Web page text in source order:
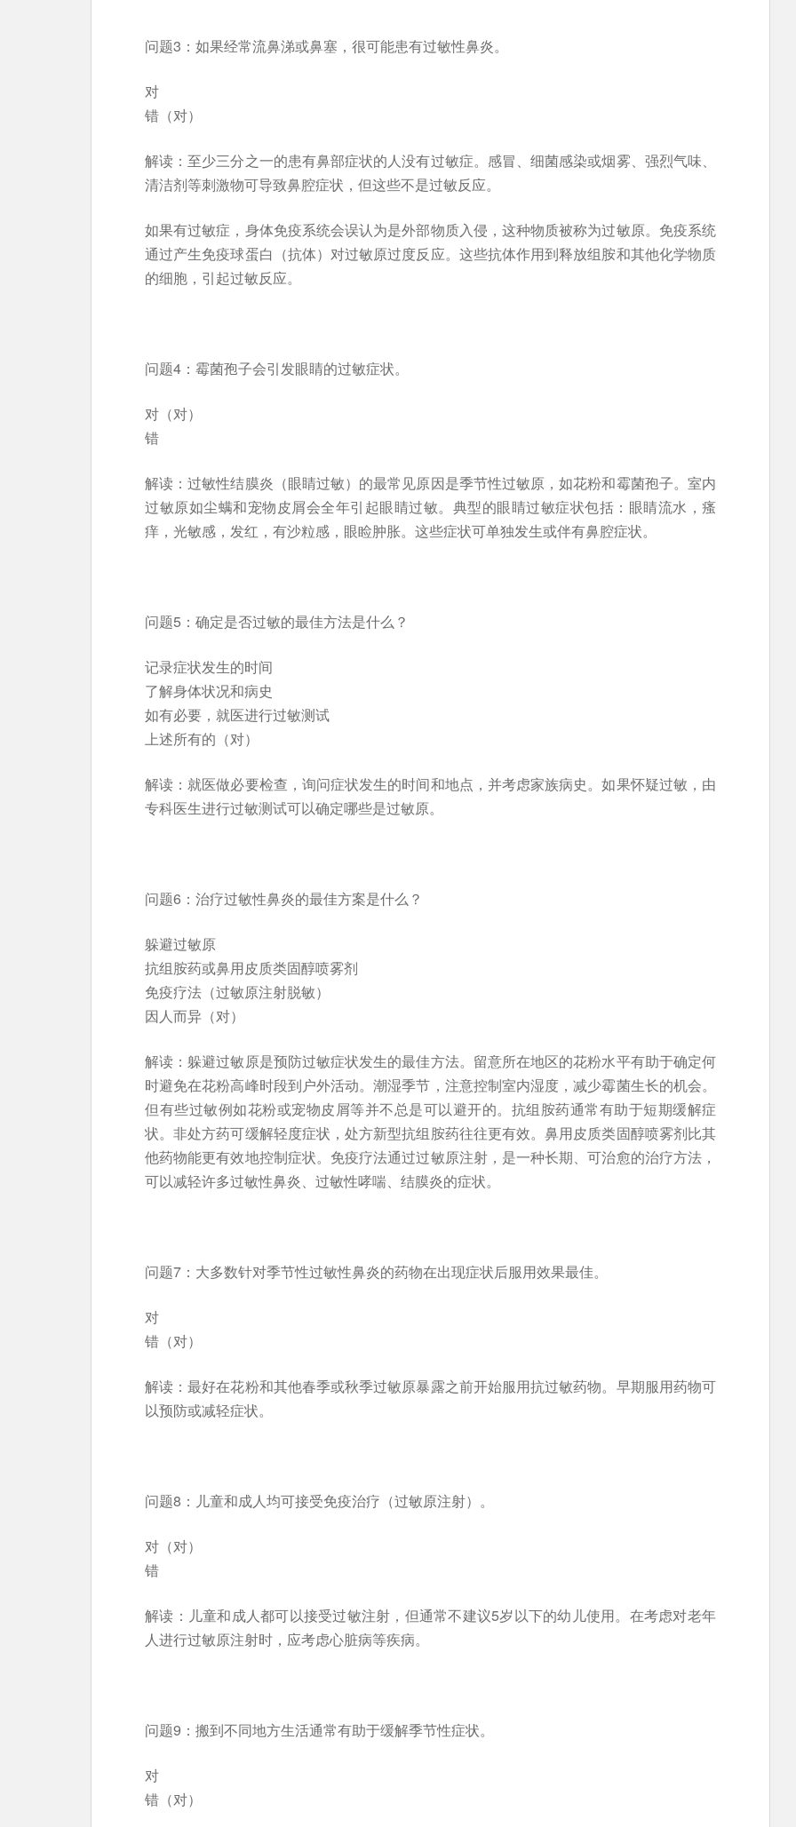
问题3：如果经常流鼻涕或鼻塞，很可能患有过敏性鼻炎。
对
错（对）
解读：至少三分之一的患有鼻部症状的人没有过敏症。感冒、细菌感染或烟雾、强烈气味、
清洁剂等刺激物可导致鼻腔症状，但这些不是过敏反应。
如果有过敏症，身体免疫系统会误认为是外部物质入侵，这种物质被称为过敏原。免疫系统
通过产生免疫球蛋白（抗体）对过敏原过度反应。这些抗体作用到释放组胺和其他化学物质
的细胞，引起过敏反应。
问题4：霉菌孢子会引发眼睛的过敏症状。
对（对）
错
解读：过敏性结膜炎（眼睛过敏）的最常见原因是季节性过敏原，如花粉和霉菌孢子。室内
过敏原如尘螨和宠物皮屑会全年引起眼睛过敏。典型的眼睛过敏症状包括：眼睛流水，瘙
痒，光敏感，发红，有沙粒感，眼睑肿胀。这些症状可单独发生或伴有鼻腔症状。
问题5：确定是否过敏的最佳方法是什么？
记录症状发生的时间
了解身体状况和病史
如有必要，就医进行过敏测试
上述所有的（对）
解读：就医做必要检查，询问症状发生的时间和地点，并考虑家族病史。如果怀疑过敏，由
专科医生进行过敏测试可以确定哪些是过敏原。
问题6：治疗过敏性鼻炎的最佳方案是什么？
躲避过敏原
抗组胺药或鼻用皮质类固醇喷雾剂
免疫疗法（过敏原注射脱敏）
因人而异（对）
解读：躲避过敏原是预防过敏症状发生的最佳方法。留意所在地区的花粉水平有助于确定何
时避免在花粉高峰时段到户外活动。潮湿季节，注意控制室内湿度，减少霉菌生长的机会。
但有些过敏例如花粉或宠物皮屑等并不总是可以避开的。抗组胺药通常有助于短期缓解症
状。非处方药可缓解轻度症状，处方新型抗组胺药往往更有效。鼻用皮质类固醇喷雾剂比其
他药物能更有效地控制症状。免疫疗法通过过敏原注射，是一种长期、可治愈的治疗方法，
可以减轻许多过敏性鼻炎、过敏性哮喘、结膜炎的症状。
问题7：大多数针对季节性过敏性鼻炎的药物在出现症状后服用效果最佳。
对
错（对）
解读：最好在花粉和其他春季或秋季过敏原暴露之前开始服用抗过敏药物。早期服用药物可
以预防或减轻症状。
问题8：儿童和成人均可接受免疫治疗（过敏原注射）。
对（对）
错
解读：儿童和成人都可以接受过敏注射，但通常不建议5岁以下的幼儿使用。在考虑对老年
人进行过敏原注射时，应考虑心脏病等疾病。
问题9：搬到不同地方生活通常有助于缓解季节性症状。
对
错（对）